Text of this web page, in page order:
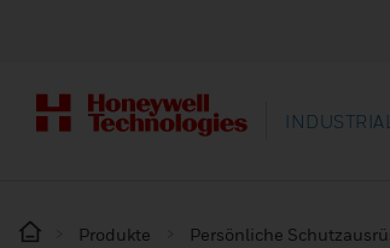
Produkte Persönliche